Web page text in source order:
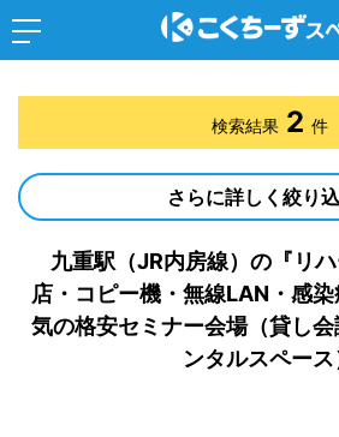
九重駅（JR内房線）の『リ
店・コピー機・無線LAN・感
気の格安セミナー会場（貸し
ンタルスペース
検索結果 2 件
さらに詳しく絞り